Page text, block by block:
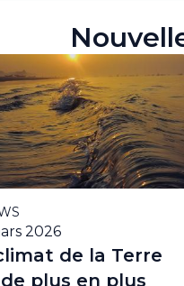
2026
de la Terre
plus en plus